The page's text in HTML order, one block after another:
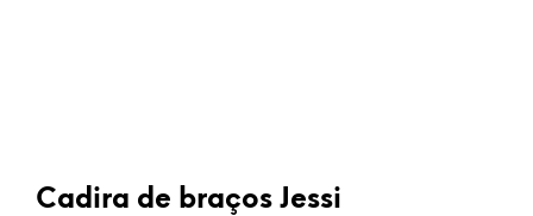
Cadira de braços Jessi